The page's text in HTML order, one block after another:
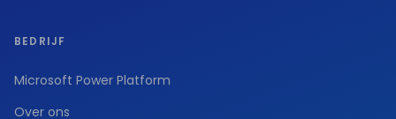
BEDRIJF
Microsoft Power Platform
Over ons